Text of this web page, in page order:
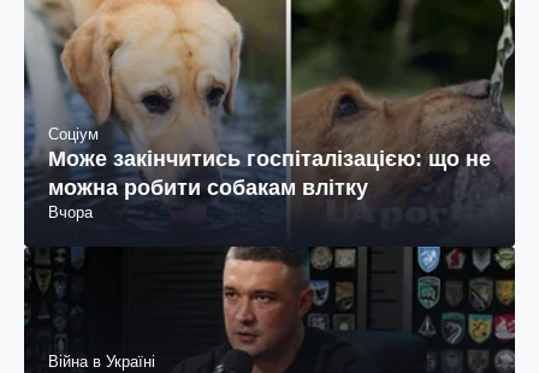
Соціум
Може закінчитись госпіталізацією: що не
можна робити собакам влітку
Вчора
Війна в Україні